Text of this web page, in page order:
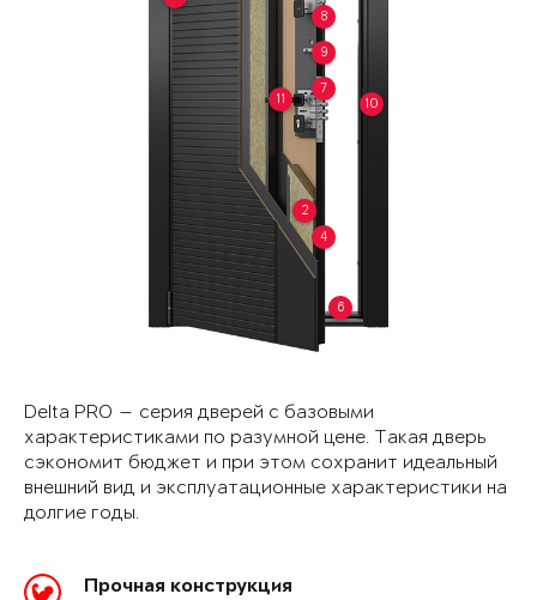
2
4
6
7
8
9
10
11
Delta PRO — серия дверей с базовыми
характеристиками по разумной цене. Такая дверь
сэкономит бюджет и при этом сохранит идеальный
внешний вид и эксплуатационные характеристики на
долгие годы.
Прочная конструкция